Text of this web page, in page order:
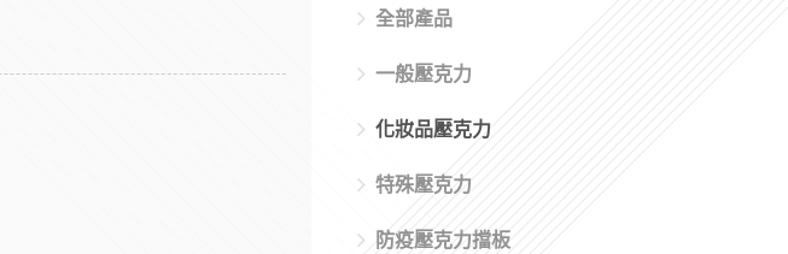
全部產品
一般壓克力
化妝品壓克力
特殊壓克力
防疫壓克力擋板